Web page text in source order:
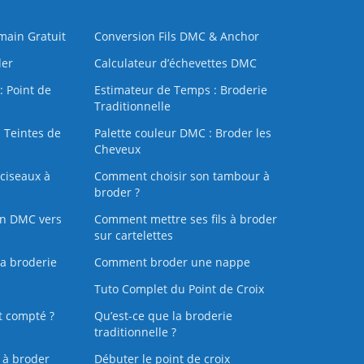
Gratuit
Conversion Fils DMC & Anchor
Calculateur d’échevettes DMC
Point de
Estimateur de Temps : Broderie
Traditionnelle
Teintes de
Palette couleur DMC : Broder les
Cheveux
à
Comment choisir son tambour à
broder ?
DMC vers
Comment mettre ses fils à broder
sur cartelettes
broderie
Comment broder une nappe
Tuto Complet du Point de Croix
compté ?
Qu’est-ce que la broderie
traditionnelle ?
broder
Débuter le point de croix